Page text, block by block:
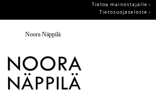
Tietoa mainostajalle ›
Tietosuojaseloste ›
Noora Näppilä